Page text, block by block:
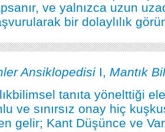
ve yalnızca uzun
bir dolaylılık
Ansiklopedisi I, Mantık
tanıta yönelttiği
ve sınırsız onay hiç
gelir; Kant Düşünce ve